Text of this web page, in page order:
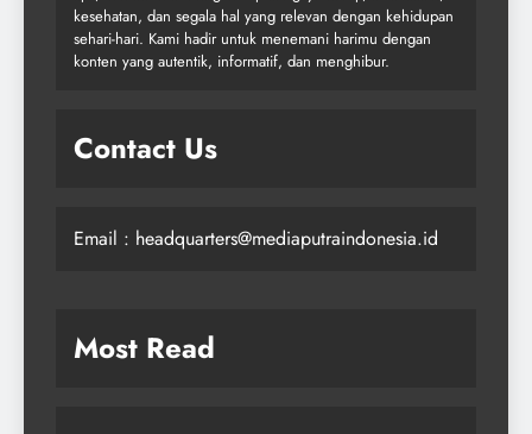
kesehatan, dan segala hal yang relevan dengan kehidupan
sehari-hari. Kami hadir untuk menemani harimu dengan
konten yang autentik, informatif, dan menghibur.
Contact Us
Email : headquarters@mediaputraindonesia.id
Most Read